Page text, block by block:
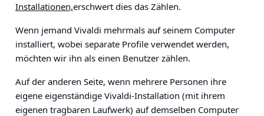
Installationen,erschwert dies das Zählen.
Wenn jemand Vivaldi mehrmals auf seinem Computer
installiert, wobei separate Profile verwendet werden,
möchten wir ihn als einen Benutzer zählen.
Auf der anderen Seite, wenn mehrere Personen ihre
eigene eigenständige Vivaldi-Installation (mit ihrem
eigenen tragbaren Laufwerk) auf demselben Computer